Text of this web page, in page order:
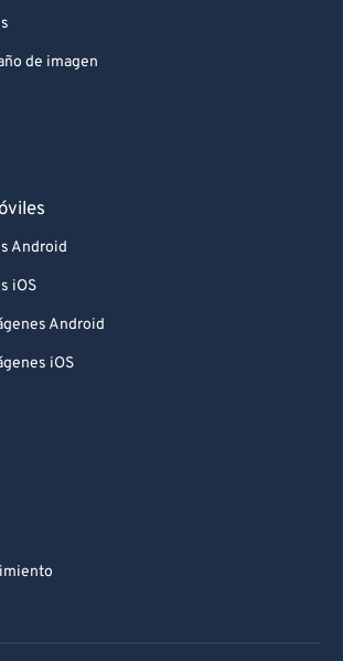
de imagen
Android
iOS
Android
iOS